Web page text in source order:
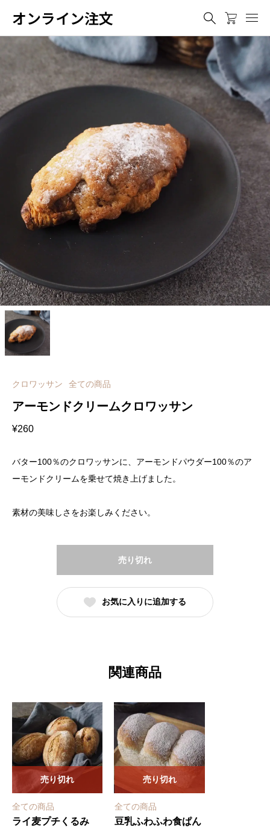
オンライン注文
クロワッサン 全ての商品
アーモンドクリームクロワッサン
¥260
バター100％のクロワッサンに、アーモンドパウダー100％のア
ーモンドクリームを乗せて焼き上げました。
素材の美味しさをお楽しみください。
売り切れ
お気に入りに追加する
関連商品
全ての商品
ライ麦プチくるみ
売り切れ
全ての商品
豆乳ふわふわ食ぱん
売り切れ